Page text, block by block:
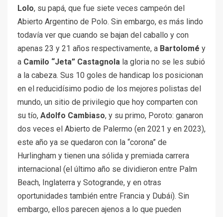
Lolo, su papá, que fue siete veces campeón del
Abierto Argentino de Polo. Sin embargo, es más lindo
todavía ver que cuando se bajan del caballo y con
apenas 23 y 21 años respectivamente, a Bartolomé y
a Camilo “Jeta” Castagnola la gloria no se les subió
a la cabeza. Sus 10 goles de handicap los posicionan
en el reducidísimo podio de los mejores polistas del
mundo, un sitio de privilegio que hoy comparten con
su tío, Adolfo Cambiaso, y su primo, Poroto: ganaron
dos veces el Abierto de Palermo (en 2021 y en 2023),
este año ya se quedaron con la “corona” de
Hurlingham y tienen una sólida y premiada carrera
internacional (el último año se dividieron entre Palm
Beach, Inglaterra y Sotogrande, y en otras
oportunidades también entre Francia y Dubái). Sin
embargo, ellos parecen ajenos a lo que pueden